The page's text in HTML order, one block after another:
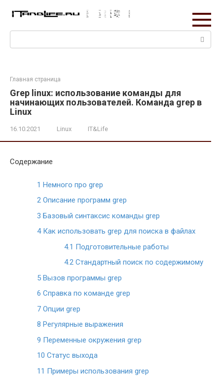
Поиск:
Главная страница
Grep linux: использование команды для
начинающих пользователей. Команда grep в
Linux
16.10.2021 Linux IT&Life
Содержание
1 Немного про grep
2 Описание программ grep
3 Базовый синтаксис команды grep
4Как использовать grep для поиска в файлах
4.1 Подготовительные работы
4.2 Стандартный поиск по содержимому
5 Вызов программы grep
6 Справка по команде grep
7 Опции grep
8 Регулярные выражения
9 Переменные окружения grep
10 Статус выхода
11 Примеры использования grep